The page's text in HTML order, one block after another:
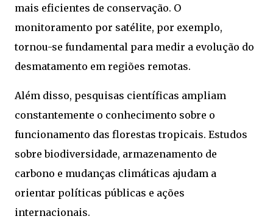
mais eficientes de conservação. O
monitoramento por satélite, por exemplo,
tornou-se fundamental para medir a evolução do
desmatamento em regiões remotas.
Além disso, pesquisas científicas ampliam
constantemente o conhecimento sobre o
funcionamento das florestas tropicais. Estudos
sobre biodiversidade, armazenamento de
carbono e mudanças climáticas ajudam a
orientar políticas públicas e ações
internacionais.